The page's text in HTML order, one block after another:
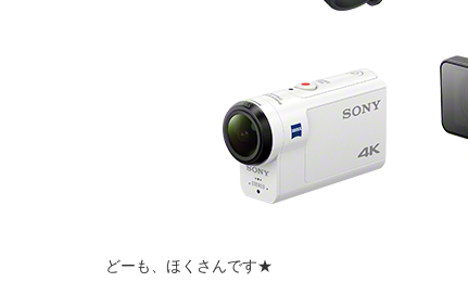
どーも、ほくさんです★